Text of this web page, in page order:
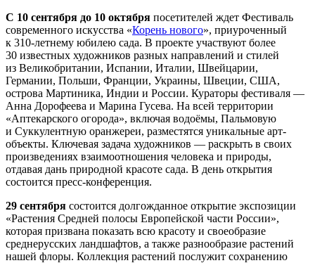
С 10 сентября до 10 октября посетителей ждет Фестиваль
современного искусства «Корень нового», приуроченный
к 310-летнему юбилею сада. В проекте участвуют более
30 известных художников разных направлений и стилей
из Великобритании, Испании, Италии, Швейцарии,
Германии, Польши, Франции, Украины, Швеции, США,
острова Мартиника, Индии и России. Кураторы фестиваля —
Анна Дорофеева и Марина Гусева. На всей территории
«Аптекарского огорода», включая водоёмы, Пальмовую
и Суккулентную оранжереи, разместятся уникальные арт-
объекты. Ключевая задача художников — раскрыть в своих
произведениях взаимоотношения человека и природы,
отдавая дань природной красоте сада. В день открытия
состоится пресс-конференция.
29 сентября состоится долгожданное открытие экспозиции
«Растения Средней полосы Европейской части России»,
которая призвана показать всю красоту и своеобразие
среднерусских ландшафтов, а также разнообразие растений
нашей флоры. Коллекция растений послужит сохранению